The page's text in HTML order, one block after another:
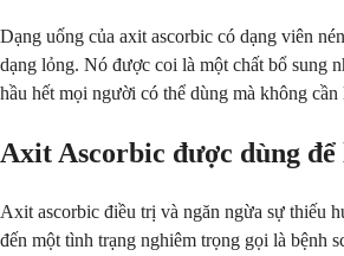
Dạng uống của axit ascorbic có dạng viên
dạng lỏng. Nó được coi là một chất bổ sung
hầu hết mọi người có thể dùng mà không cần
Axit Ascorbic được dùng để
Axit ascorbic điều trị và ngăn ngừa sự thiếu
đến một tình trạng nghiêm trọng gọi là bệnh